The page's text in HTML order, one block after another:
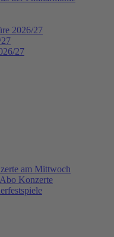
2026/27
27
am Mittwoch
Konzerte